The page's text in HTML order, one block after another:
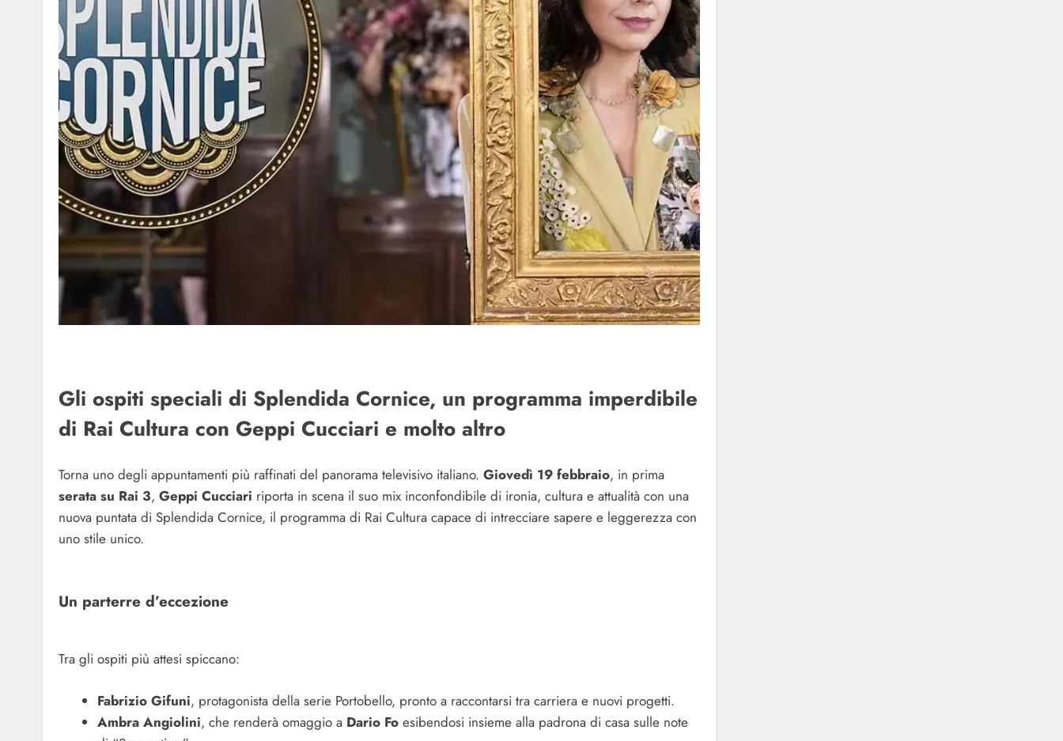
Gli ospiti speciali di Splendida Cornice, un programma imperdibile
di Rai Cultura con Geppi Cucciari e molto altro
Torna uno degli appuntamenti più raffinati del panorama televisivo italiano. Giovedì 19 febbraio, in prima
serata su Rai 3, Geppi Cucciari riporta in scena il suo mix inconfondibile di ironia, cultura e attualità con una
nuova puntata di Splendida Cornice, il programma di Rai Cultura capace di intrecciare sapere e leggerezza con
uno stile unico.
Un parterre d’eccezione
Tra gli ospiti più attesi spiccano:
Fabrizio Gifuni, protagonista della serie Portobello, pronto a raccontarsi tra carriera e nuovi progetti.
Ambra Angiolini, che renderà omaggio aDario Foesibendosi insieme alla padrona di casa sulle note